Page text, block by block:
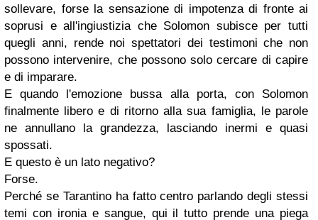
sollevare, forse la sensazione di impotenza di fronte ai
soprusi e all'ingiustizia che Solomon subisce per tutti
quegli anni, rende noi spettatori dei testimoni che non
possono intervenire, che possono solo cercare di capire
e di imparare.
E quando l'emozione bussa alla porta, con Solomon
finalmente libero e di ritorno alla sua famiglia, le parole
ne annullano la grandezza, lasciando inermi e quasi
spossati.
E questo è un lato negativo?
Forse.
Perché se Tarantino ha fatto centro parlando degli stessi
temi con ironia e sangue, qui il tutto prende una piega